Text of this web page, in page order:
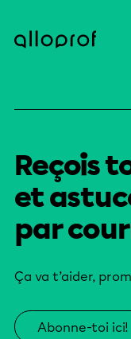
Reçois
et
par
Ça va t’aider,
Abonne-toi ici!